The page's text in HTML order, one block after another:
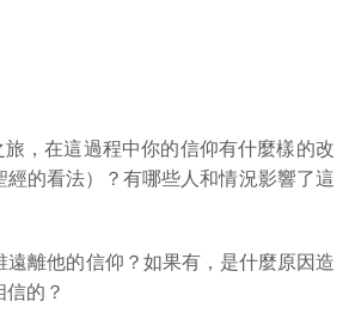
旅，在這過程中你的信仰有什麼樣的改
經的看法）？有哪些人和情況影響了這
遠離他的信仰？如果有，是什麼原因造
的？